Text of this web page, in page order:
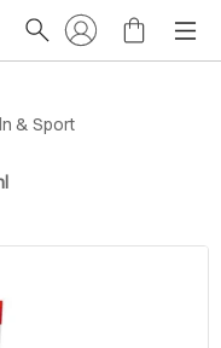
& Sport